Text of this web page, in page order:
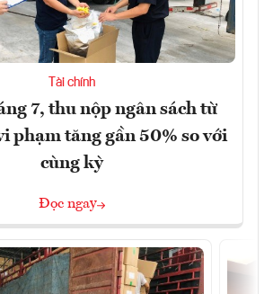
Tài chính
7, thu nộp ngân sách từ
phạm tăng gần 50% so với
cùng kỳ
Đọc ngay